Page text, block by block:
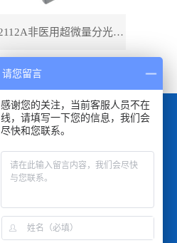
WD-2112A非医用超微量分光光度计（不带荧光）
手机浏览查看
请您留言
感谢您的关注，当前客服人员不在
线，请填写一下您的信息，我们会
尽快和您联系。